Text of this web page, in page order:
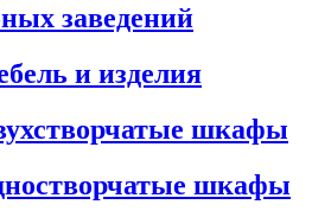
заведений
и изделия
шкафы
шкафы